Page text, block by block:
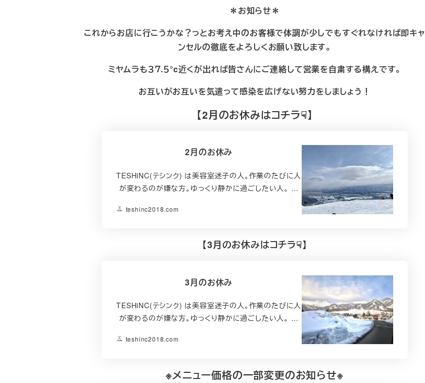
＊お知らせ＊
これからお店に行こうかな？っとお考え中のお客様で体調が少しでもすぐれなければ即キャ
ンセルの徹底をよろしくお願い致します。
ミヤムラも３７.５°c近くが出れば皆さんにご連絡して営業を自粛する構えです。
お互いがお互いを気遣って感染を広げない努力をしましょう！
【2月のお休みはコチラ☟】
2月のお休み
TESHiNC(テシンク) は美容室迷子の人。作業のたびに人
が変わるのが嫌な方。ゆっくり静かに過ごしたい人。 …
teshinc2018.com
【3月のお休みはコチラ☟】
3月のお休み
TESHiNC(テシンク) は美容室迷子の人。作業のたびに人
が変わるのが嫌な方。ゆっくり静かに過ごしたい人。 …
teshinc2018.com
※メニュー価格の一部変更のお知らせ※